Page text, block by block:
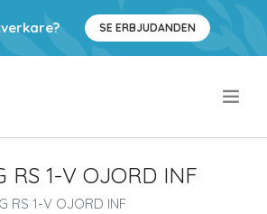
SE ERBJUDANDEN
RS 1-V OJORD INF
RS 1-V OJORD INF